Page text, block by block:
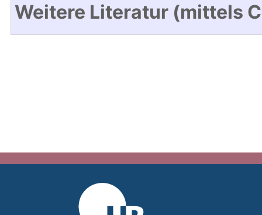
Weitere Literatur (mittels